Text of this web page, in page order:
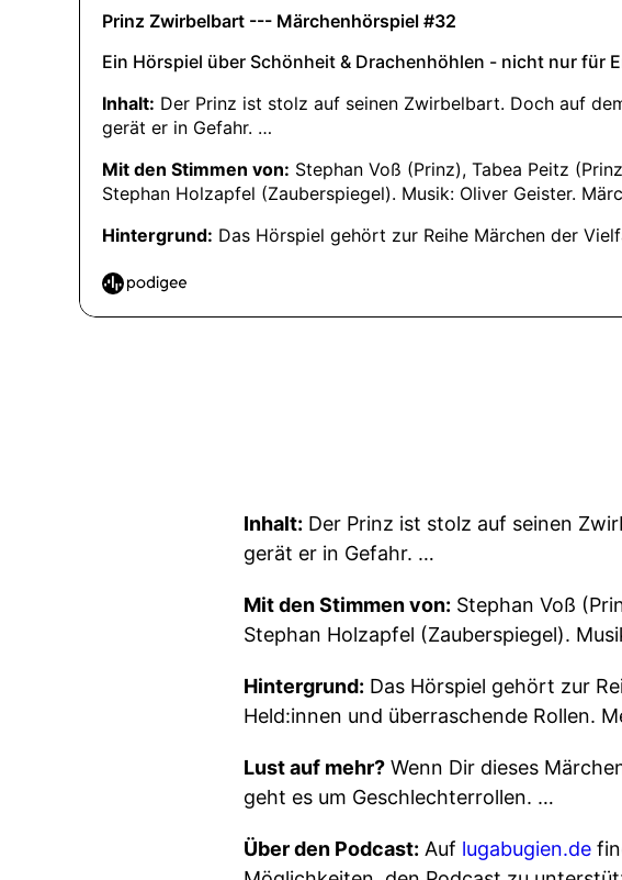
Inhalt: Der Prinz ist stolz auf seinen
gerät er in Gefahr. …
Mit den Stimmen von: Stephan Voß
Stephan Holzapfel (Zauberspiegel).
Hintergrund: Das Hörspiel gehört zur
Held:innen und überraschende Rollen.
Lust auf mehr? Wenn Dir dieses
geht es um Geschlechterrollen. …
Über den Podcast: Auf lugabugien.de